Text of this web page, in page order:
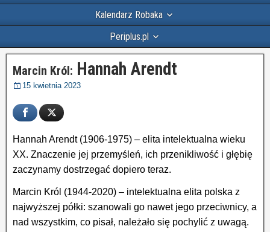
Kalendarz Robaka
Periplus.pl
Marcin Król: Hannah Arendt
15 kwietnia 2023
Hannah Arendt (1906-1975) – elita intelektualna wieku
XX. Znaczenie jej przemyśleń, ich przenikliwość i głębię
zaczynamy dostrzegać dopiero teraz.
Marcin Król (1944-2020) – intelektualna elita polska z
najwyższej półki: szanowali go nawet jego przeciwnicy, a
nad wszystkim, co pisał, należało się pochylić z uwagą.